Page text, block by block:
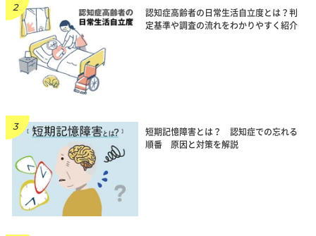
認知症高齢者の日常生活自立度とは？判
定基準や調査の流れをわかりやすく紹介
短期記憶障害とは？ 認知症での忘れる
順番 原因と対策を解説